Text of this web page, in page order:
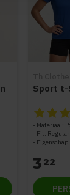
product is 4van
Sport t-
De
Materiaal:
Fit:
3 22